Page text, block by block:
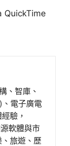
QuickTime
、智庫、
電子廣電
驗，
軟體與市
旅遊、歷